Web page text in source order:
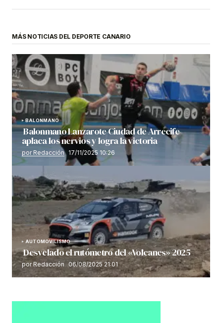
MÁS NOTICIAS DEL DEPORTE CANARIO
BALONMANO
Balonmano Lanzarote Ciudad de Arrecife
aplaca los nervios y logra la victoria
por Redacción 17/11/2025 10:26
AUTOMOVILISMO
Desvelado el rutómetro del «Volcanes» 2025
por Redacción 06/08/2025 21:01